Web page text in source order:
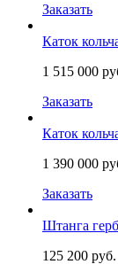
Заказать
Каток
1 515 000
Заказать
Каток
1 390 000
Заказать
Штанга
125 200 руб.